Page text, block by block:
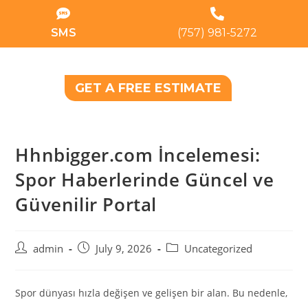
SMS (757) 981-5272
GET A FREE ESTIMATE
Hhnbigger.com İncelemesi:
Spor Haberlerinde Güncel ve
Güvenilir Portal
admin July 9, 2026 Uncategorized
Spor dünyası hızla değişen ve gelişen bir alan. Bu nedenle,